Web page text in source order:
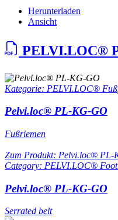
Herunterladen
Ansicht
PELVI.LOC®
Kategorie: PELVI.LOC®
Pelvi.loc® PL-KG-GO
Fußriemen
Zum Produkt: Pelvi.loc® PL-
Category: PELVI.LOC®
Pelvi.loc® PL-KG-GO
Serrated belt